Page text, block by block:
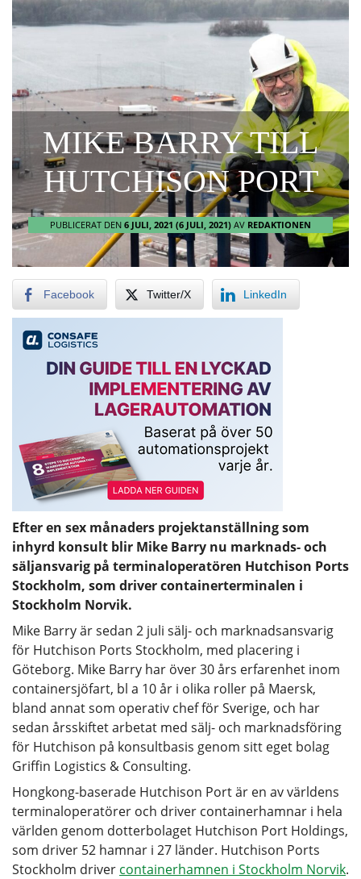
MIKE BARRY TILL
HUTCHISON PORT
PUBLICERAT DEN 6 JULI, 2021 (6 JULI, 2021) AV REDAKTIONEN
Facebook Twitter/X LinkedIn
Efter en sex månaders projektanställning som
inhyrd konsult blir Mike Barry nu marknads- och
säljansvarig på terminaloperatören Hutchison Ports
Stockholm, som driver containerterminalen i
Stockholm Norvik.
Mike Barry är sedan 2 juli sälj- och marknadsansvarig
för Hutchison Ports Stockholm, med placering i
Göteborg. Mike Barry har över 30 års erfarenhet inom
containersjöfart, bl a 10 år i olika roller på Maersk,
bland annat som operativ chef för Sverige, och har
sedan årsskiftet arbetat med sälj- och marknadsföring
för Hutchison på konsultbasis genom sitt eget bolag
Griffin Logistics & Consulting.
Hongkong-baserade Hutchison Port är en av världens
terminaloperatörer och driver containerhamnar i hela
världen genom dotterbolaget Hutchison Port Holdings,
som driver 52 hamnar i 27 länder. Hutchison Ports
Stockholm driver containerhamnen i Stockholm Norvik.